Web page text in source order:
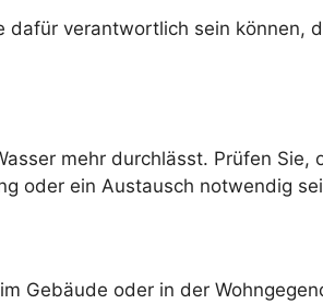
verantwortlich sein können,
mehr durchlässt. Prüfen
oder ein Austausch notwendig
Gebäude oder in der